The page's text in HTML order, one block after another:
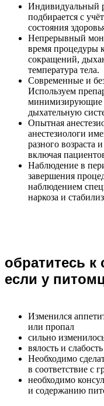
Индивидуальный
подбирается с
состояния
Непрерывный
время процедуры
сокращений,
температура тела.
Современные и
Используем
минимизирующие
дыхательную
Опытная
анестезиологи
разного возраста
включая
Наблюдение в
завершения
наблюдением
наркоза и
обратитесь к
если у
Изменился
или пропал
сильно
вялость и слабость
Необходимо
в соответствие с
необходимо
и содержанию